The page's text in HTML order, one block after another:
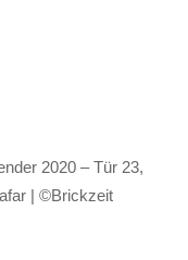
2020 – Tür 23,
| ©Brickzeit